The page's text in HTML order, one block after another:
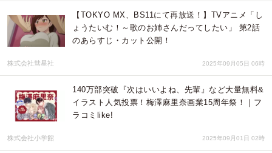
【TOKYO MX、BS11にて再放送！】TVアニメ「し
ょうたいむ！～歌のお姉さんだってしたい」 第2話
のあらすじ・カット公開！
株式会社彗星社 2025年09月05日 06時
140万部突破『次はいいよね、先輩』など大量無料&
イラスト人気投票！梅澤麻里奈画業15周年祭！｜フ
ラコミlike!
株式会社小学館 2025年09月01日 02時